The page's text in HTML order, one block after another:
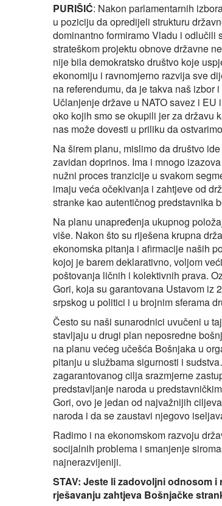
PURIŠIĆ: Nakon parlamentarnih
u poziciju da opredijeli strukturu
dominantno formiramo Vladu i odlučili
strateškom projektu obnove državne
nije bila demokratsko društvo koje
ekonomiju i ravnomjerno razvija sve
na referendumu, da je takva naš izbor
Učlanjenje države u NATO savez i
oko kojih smo se okupili jer za državu
nas može dovesti u priliku da
Na širem planu, mislimo da društvo
zavidan doprinos. Ima i mnogo
nužni proces tranzicije u svakom
imaju veća očekivanja i zahtjeve od
stranke kao autentičnog predstavnika
Na planu unapređenja ukupnog
više. Nakon što su riješena krupna
ekonomska pitanja i afirmacije naših
kojoj je barem deklarativno, voljom
poštovanja ličnih i kolektivnih prava.
Gori, koja su garantovana Ustavom iz
srpskog u politici i u brojnim sferama
Često su naši sunarodnici uvučeni u
stavljaju u drugi plan neposredne
na planu većeg učešća Bošnjaka u
pitanju u službama sigurnosti i
zagarantovanog cilja srazmjerne
predstavljanje naroda u
Gori, ovo je jedan od najvažnijih
naroda i da se zaustavi njegovo
Radimo i na ekonomskom razvoju
socijalnih problema i smanjenje
najnerazvijeniji.
STAV: Jeste li zadovoljni odnosom
rješavanju zahtjeva Bošnjačke